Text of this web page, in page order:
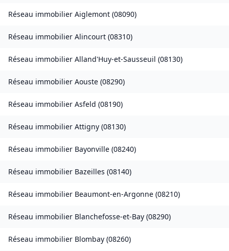
Réseau immobilier Aiglemont (08090)
Réseau immobilier Alincourt (08310)
Réseau immobilier Alland'Huy-et-Sausseuil (08130)
Réseau immobilier Aouste (08290)
Réseau immobilier Asfeld (08190)
Réseau immobilier Attigny (08130)
Réseau immobilier Bayonville (08240)
Réseau immobilier Bazeilles (08140)
Réseau immobilier Beaumont-en-Argonne (08210)
Réseau immobilier Blanchefosse-et-Bay (08290)
Réseau immobilier Blombay (08260)